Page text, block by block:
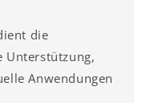
die
Unterstützung,
Anwendungen